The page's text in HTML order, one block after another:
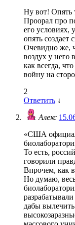
Ну вот! Опять
Проорал про
его условиях,
опять
Очевидно же,
воздух у него
как всегда,
войну на
2
Ответить ↓
Алекс
«США
То есть,
говорили
Впрочем, как
Но думаю,
дабы вылечить